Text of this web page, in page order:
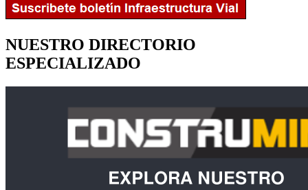
NUESTRO DIRECTORIO
ESPECIALIZADO